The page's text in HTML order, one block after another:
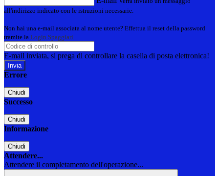
all'indirizzo indicato con le istruzioni necessarie.
Non hai una e-mail associata al nome utente? Effettua il reset della password
tramite la Login Spaggiari
E-mail inviata, si prega di controllare la casella di posta elettronica!
Errore
Chiudi
Successo
Chiudi
Informazione
Chiudi
Attendere...
Attendere il completamento dell'operazione...